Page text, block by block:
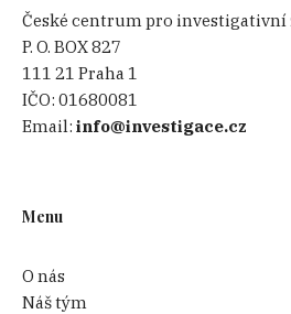
České centrum pro investigativní
P. O. BOX 827
111 21 Praha 1
IČO:01680081
Email:info@investigace.cz
Menu
O nás
Náš tým